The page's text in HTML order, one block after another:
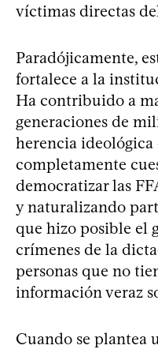
víctimas directas
Paradójicamente,
fortalece a la
Ha contribuido a
generaciones de
herencia ideológica
completamente
democratizar las
y naturalizando
que hizo posible el
crímenes de la
personas que no
información veraz
Cuando se plantea